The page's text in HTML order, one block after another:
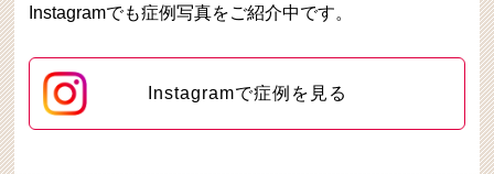
Instagramでも症例写真をご紹介中です。
Instagramで症例を見る